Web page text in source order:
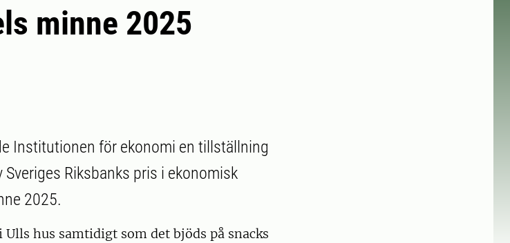
minne 2025
Institutionen för ekonomi en tillställning
Riksbanks pris i ekonomisk
2025.
hus samtidigt som det bjöds på snacks